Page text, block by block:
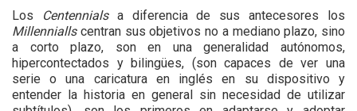
Los
Centennials
Millennialls centran sus objetivos no a mediano plazo, sino
a corto plazo, son en una generalidad autónomos,
hipercontectados y bilingües, (son capaces de ver una
serie o una caricatura en inglés en su dispositivo y
entender la historia en general sin necesidad de utilizar